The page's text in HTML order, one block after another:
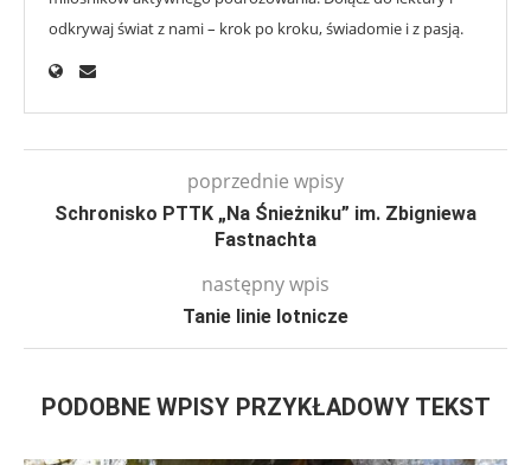
odkrywaj świat z nami – krok po kroku, świadomie i z pasją.
poprzednie wpisy
Schronisko PTTK „Na Śnieżniku” im. Zbigniewa
Fastnachta
następny wpis
Tanie linie lotnicze
PODOBNE WPISY PRZYKŁADOWY TEKST